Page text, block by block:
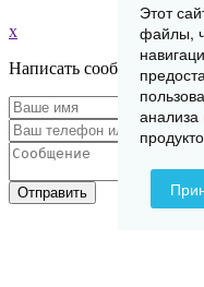
x
Написать сообщение
Отправить
Этот
файлы,